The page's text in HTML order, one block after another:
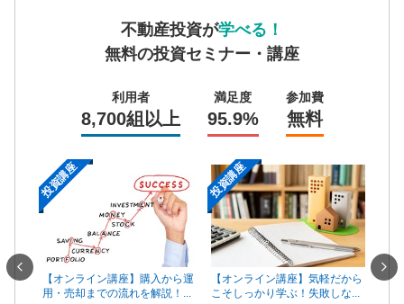
不動産投資が学べる！
無料の投資セミナー・講座
利用者
8,700組以上
満足度
95.9%
参加費
無料
手は
投資講座
【オンライン講座】購入から運
用・売却までの流れを解説！...
投資講座
【オンライン講座】気軽だから
こそしっかり学ぶ！失敗しな...
【オ